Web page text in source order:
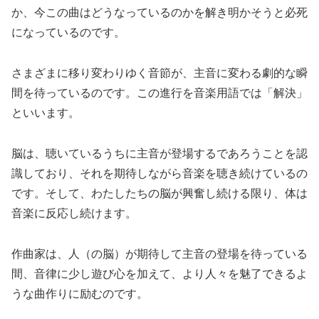
か、今この曲はどうなっているのかを解き明かそうと必死
になっているのです。
さまざまに移り変わりゆく音節が、主音に変わる劇的な瞬
間を待っているのです。この進行を音楽用語では「解決」
といいます。
脳は、聴いているうちに主音が登場するであろうことを認
識しており、それを期待しながら音楽を聴き続けているの
です。そして、わたしたちの脳が興奮し続ける限り、体は
音楽に反応し続けます。
作曲家は、人（の脳）が期待して主音の登場を待っている
間、音律に少し遊び心を加えて、より人々を魅了できるよ
うな曲作りに励むのです。